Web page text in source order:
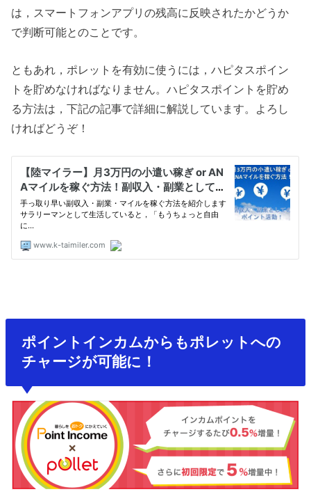
は，スマートフォンアプリの残高に反映されたかどうか
で判断可能とのことです。
ともあれ，ポレットを有効に使うには，ハピタスポイン
トを貯めなければなりません。ハピタスポイントを貯め
る方法は，下記の記事で詳細に解説しています。よろし
ければどうぞ！
ポイントインカムからもポレットへの
チャージが可能に！